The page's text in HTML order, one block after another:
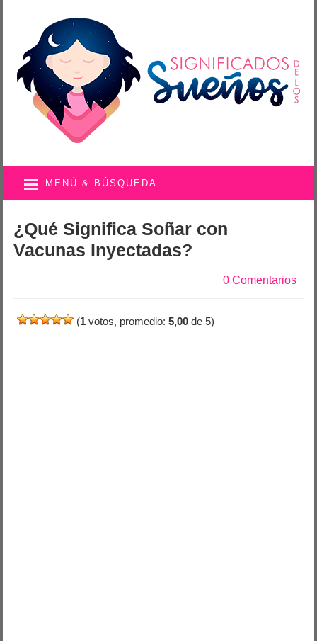
MENÚ & BÚSQUEDA
¿Qué Significa Soñar con
Vacunas Inyectadas?
0 Comentarios
(1 votos, promedio:5,00 de 5)